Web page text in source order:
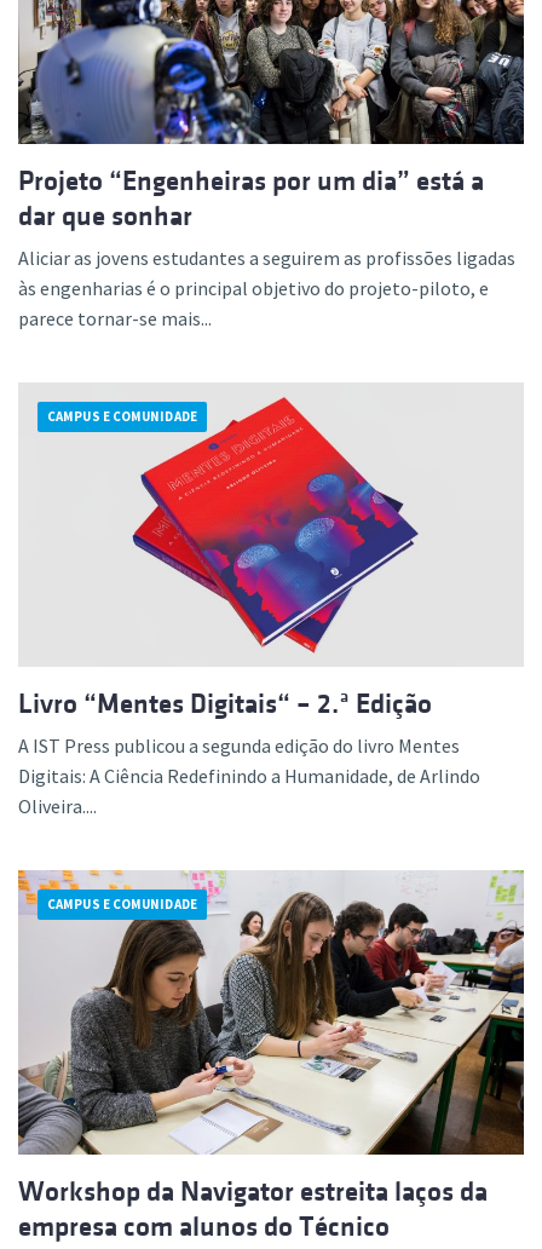
Projeto “Engenheiras por um dia” está a
dar que sonhar
Aliciar as jovens estudantes a seguirem as profissões ligadas
às engenharias é o principal objetivo do projeto-piloto, e
parece tornar-se mais...
CAMPUS E COMUNIDADE
Livro “Mentes Digitais“ – 2.ª Edição
A IST Press publicou a segunda edição do livro Mentes
Digitais: A Ciência Redefinindo a Humanidade, de Arlindo
Oliveira....
CAMPUS E COMUNIDADE
Workshop da Navigator estreita laços da
empresa com alunos do Técnico